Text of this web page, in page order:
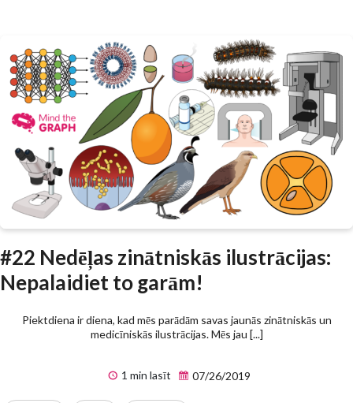
#22 Nedēļas zinātniskās ilustrācijas:
Nepalaidiet to garām!
Piektdiena ir diena, kad mēs parādām savas jaunās zinātniskās un
medicīniskās ilustrācijas. Mēs jau [...]
1 min lasīt 07/26/2019